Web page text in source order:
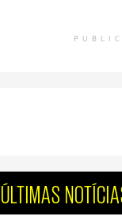
ÚLTIMAS